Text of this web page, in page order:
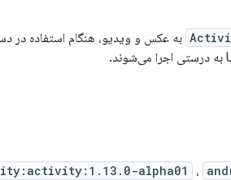
به عکس و ویدیو، هنگام استفاده در
alpha01 ،